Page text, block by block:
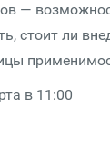
—
стоит ли
в 11:00